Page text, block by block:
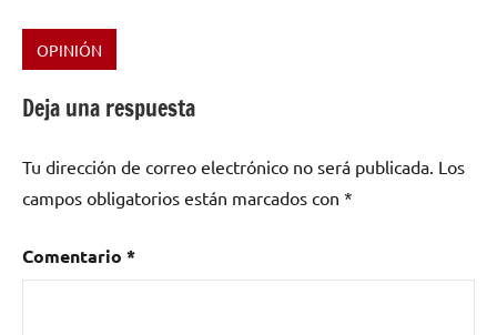
festival,
la
roca
OPINIÓN
Deja una respuesta
Tu dirección de correo electrónico no será publicada. Los
campos obligatorios están marcados con *
Comentario *